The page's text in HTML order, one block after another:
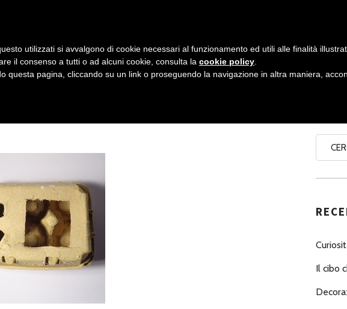
A
V
G
I
O
N
E
P
DI CARTONE
Il cibo
utilizzati si avvalgono di cookie necessari al funzionamento ed utili alle finalità
il consenso a tutti o ad alcuni cookie, consulta la cookie policy
questa pagina, cliccando su un link o proseguendo la navigazione in altra maniera,